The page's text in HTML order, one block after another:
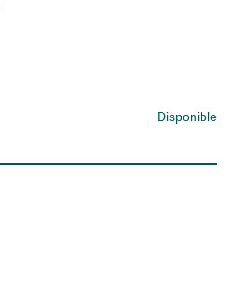
Disponible